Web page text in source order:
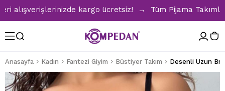
kargo ücretsiz! → Tüm Pijama
Anasayfa Kadın Fantezi Giyim Büstiyer Takım Desenli Uzun